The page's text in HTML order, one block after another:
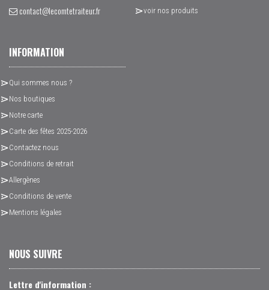
contact@lecomtetraiteur.fr voir nos produits
INFORMATION
Qui sommes nous ?
Nos boutiques
Notre carte
Carte des fêtes 2025-2026
Contactez nous
Conditions de retrait
Allergènes
Conditions de vente
Mentions légales
NOUS SUIVRE
Lettre d'information :